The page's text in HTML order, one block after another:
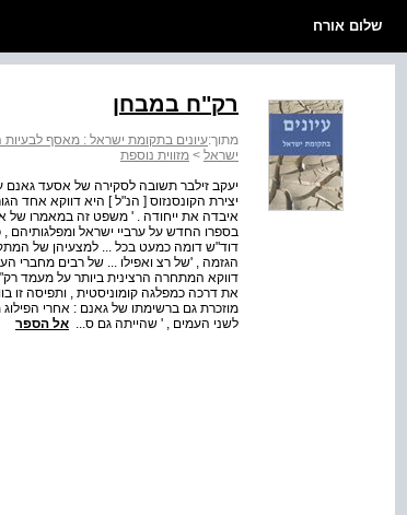
שלום אורח
רק"ח במבחן
מתוך:עיונים בתקומת ישראל : מאסף לבעיות
ישראל > מזווית נוספת
יצירת הקונסנזוס [ הנ"ל ] היא דווקא אחד
איבדה את ייחודה . ' משפט זה במאמרו של
בספרו החדש על ערביי ישראל ומפלגותיהם
הגזמה , 'של רצ ואפילו ... של רבים מחברי
דווקא המתחרה הרצינית ביותר על מעמד
את דרכה כמפלגה קומוניסטית , ותפיסה זו
מוזכרת גם ברשימתו של גאנם : אחרי
לשני העמים , ' שהייתה גם ס... אל הספר